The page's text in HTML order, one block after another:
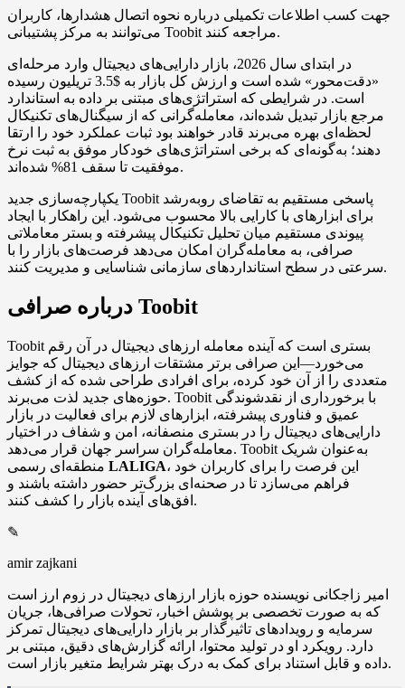
جهت کسب اطلاعات تکمیلی درباره نحوه اتصال هشدارها، کاربران
می‌توانند به مرکز پشتیبانی Toobit مراجعه کنند.
در ابتدای سال 2026، بازار دارایی‌های دیجیتال وارد مرحله‌ای
«دقت‌محور» شده است و ارزش کل بازار به $3.5 تریلیون رسیده
است. در شرایطی که استراتژی‌های مبتنی بر داده به استاندارد
مرجع بازار تبدیل شده‌اند، معامله‌گرانی که از سیگنال‌های تکنیکال
لحظه‌ای بهره می‌برند قادر خواهند بود ثبات عملکرد خود را ارتقا
دهند؛ به‌گونه‌ای که برخی استراتژی‌های خودکار موفق به ثبت نرخ
موفقیت تا سقف 81% شده‌اند.
یکپارچه‌سازی جدید Toobit پاسخی مستقیم به تقاضای رو‌به‌رشد
برای ابزارهای با کارایی بالا محسوب می‌شود. این راهکار با ایجاد
پیوندی مستقیم میان تحلیل تکنیکال پیشرفته و بستر معاملاتی
صرافی، به معامله‌گران امکان می‌دهد فرصت‌های بازار را با
سرعتی در سطح استانداردهای سازمانی شناسایی و مدیریت کنند.
درباره صرافی Toobit
Toobit بستری است که آینده معامله ارزهای دیجیتال در آن رقم
می‌خورد—این صرافی برتر مشتقات ارزهای دیجیتال که جوایز
متعددی را از آن خود کرده، برای افرادی طراحی شده که از کشف
حوزه‌های جدید لذت می‌برند. Toobit با برخورداری از نقدشوندگی
عمیق و فناوری پیشرفته، ابزارهای لازم برای فعالیت در بازار
دارایی‌های دیجیتال را در بستری منصفانه، امن و شفاف در اختیار
معامله‌گران سراسر جهان قرار می‌دهد. Toobit به‌عنوان شریک
LALIGA، این فرصت را برای کاربران خود
فراهم می‌سازد تا در صحنه‌ای بزرگ‌تر حضور داشته باشند و
افق‌های آینده بازار را کشف کنند.
✎
amir zajkani
امیر زاجکانی نویسنده حوزه بازار ارزهای دیجیتال در زوم ارز است
که به صورت تخصصی بر پوشش اخبار، تحولات صرافی‌ها، جریان
سرمایه و رویدادهای تاثیرگذار بر بازار دارایی‌های دیجیتال تمرکز
دارد. رویکرد او در تولید محتوا، ارائه گزارش‌های دقیق، مبتنی بر
داده و قابل استناد برای کمک به درک بهتر شرایط متغیر بازار است.